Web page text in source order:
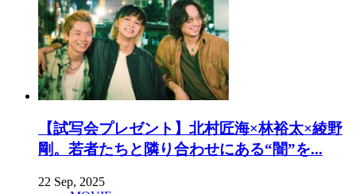
【試写会プレゼント】北村匠海×林裕太×綾野
剛。若者たちと隣り合わせにある“闇”を...
22 Sep, 2025